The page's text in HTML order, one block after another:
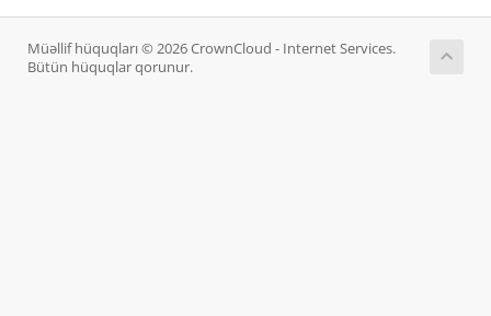
Müəllif hüquqları © 2026 CrownCloud - Internet Services.
Bütün hüquqlar qorunur.